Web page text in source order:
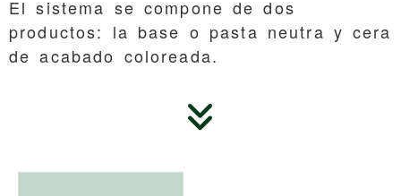
El sistema se compone de dos
productos: la base o pasta neutra y cera
de acabado coloreada.